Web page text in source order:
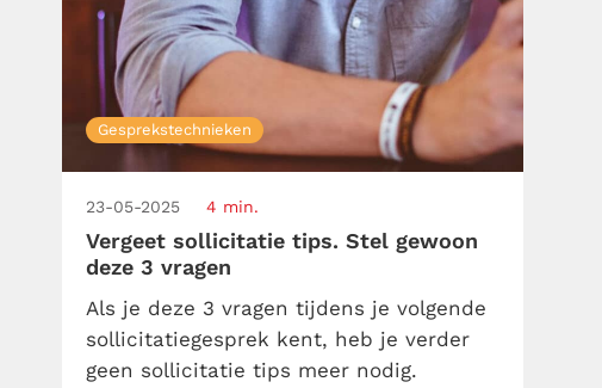
Gesprekstechnieken
23-05-2025 4 min.
Vergeet sollicitatie tips. Stel gewoon
deze 3 vragen
Als je deze 3 vragen tijdens je volgende
sollicitatiegesprek kent, heb je verder
geen sollicitatie tips meer nodig.